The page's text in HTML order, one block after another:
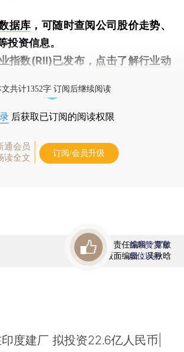
据库 ，可随时查阅公司股价走势、
投资信息。
指数(RII)已发布， 点击了解行业动
文共计1352字 订阅后继续阅读
后获取已订阅的阅读权限
通会员
读全文
订阅/会员升级
责任编辑：覃敏
版面编辑：吴秋晗
首席赞赏官
虚位以待
度建厂 拟投资22.6亿人民币|